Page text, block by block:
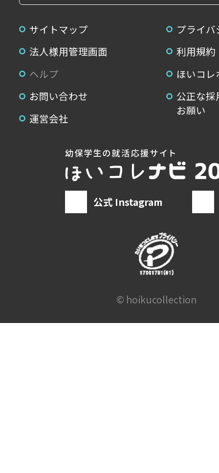
サイトマップ
プライ
法人様用管理画面
利用規約
ヘルプ
ほいコ
お問い合わせ
公正な
お願い
運営会社
公式 Instagram
© hoikucollection